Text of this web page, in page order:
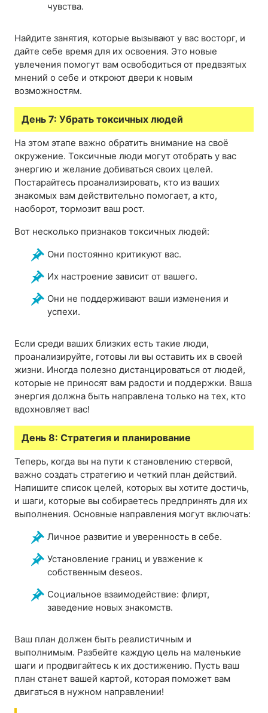
чувства.
Найдите занятия, которые вызывают у вас восторг, и
дайте себе время для их освоения. Это новые
увлечения помогут вам освободиться от предвзятых
мнений о себе и откроют двери к новым
возможностям.
День 7: Убрать токсичных людей
На этом этапе важно обратить внимание на своё
окружение. Токсичные люди могут отобрать у вас
энергию и желание добиваться своих целей.
Постарайтесь проанализировать, кто из ваших
знакомых вам действительно помогает, а кто,
наоборот, тормозит ваш рост.
Вот несколько признаков токсичных людей:
Они постоянно критикуют вас.
Их настроение зависит от вашего.
Они не поддерживают ваши изменения и
успехи.
Если среди ваших близких есть такие люди,
проанализируйте, готовы ли вы оставить их в своей
жизни. Иногда полезно дистанцироваться от людей,
которые не приносят вам радости и поддержки. Ваша
энергия должна быть направлена только на тех, кто
вдохновляет вас!
День 8: Стратегия и планирование
Теперь, когда вы на пути к становлению стервой,
важно создать стратегию и четкий план действий.
Напишите список целей, которых вы хотите достичь,
и шаги, которые вы собираетесь предпринять для их
выполнения. Основные направления могут включать:
Личное развитие и уверенность в себе.
Установление границ и уважение к
собственным deseos.
Социальное взаимодействие: флирт,
заведение новых знакомств.
Ваш план должен быть реалистичным и
выполнимым. Разбейте каждую цель на маленькие
шаги и продвигайтесь к их достижению. Пусть ваш
план станет вашей картой, которая поможет вам
двигаться в нужном направлении!